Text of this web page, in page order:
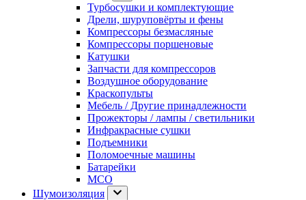
Турбосушки и комплектующие
Дрели, шуруповёрты и фены
Компрессоры безмасляные
Компрессоры поршеновые
Катушки
Запчасти для компрессоров
Воздушное оборудование
Краскопульты
Мебель / Другие принадлежности
Прожекторы / лампы / светильники
Инфракрасные сушки
Подъемники
Поломоечные машины
Батарейки
МСО
Шумоизоляция